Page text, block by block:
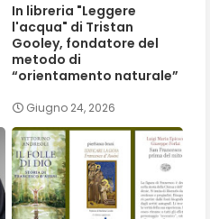
In libreria "Leggere
l'acqua" di Tristan
Gooley, fondatore del
metodo di
“orientamento naturale”
Giugno 24, 2026